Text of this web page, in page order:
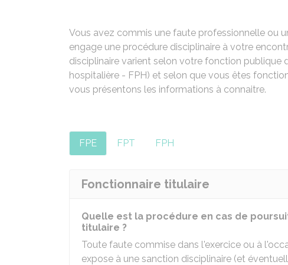
Vous avez commis une faute professionnelle ou
engage une procédure disciplinaire à votre
disciplinaire varient selon votre fonction publique
hospitalière - FPH) et selon que vous êtes
vous présentons les informations à connaitre.
FPE FPT FPH
Fonctionnaire titulaire
Quelle est la procédure en cas de
titulaire ?
Toute faute commise dans l'exercice ou à
expose à une sanction disciplinaire (et